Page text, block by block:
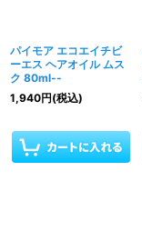
パイモア エコエイチビ
ーエス ヘアオイル ムス
ク 80ml--
1,940円(税込)